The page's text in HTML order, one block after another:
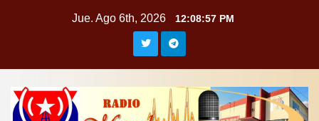
Jue. Ago 6th, 2026 12:08:57 PM